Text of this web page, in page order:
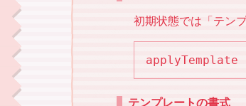
初期状態では「テン
テンプレートの書式